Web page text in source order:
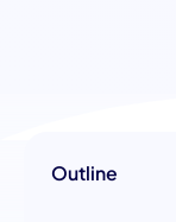
Outline